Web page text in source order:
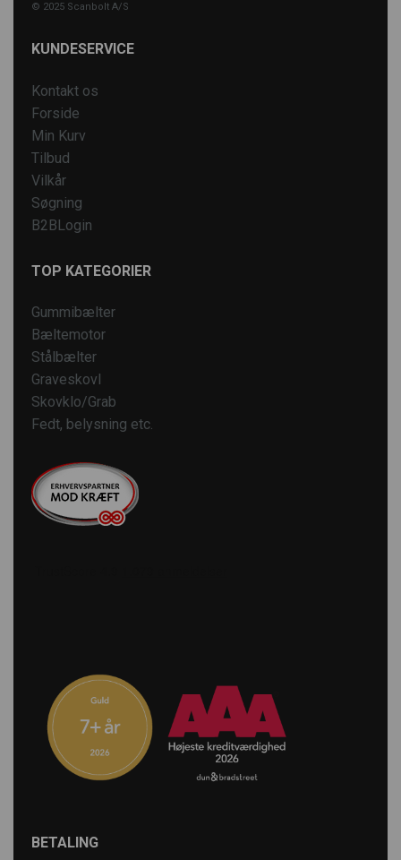
© 2025 Scanbolt A/S
KUNDESERVICE
Kontakt os
Forside
Min Kurv
Tilbud
Vilkår
Søgning
B2BLogin
TOP KATEGORIER
Gummibælter
Bæltemotor
Stålbælter
Graveskovl
Skovklo/Grab
Fedt, belysning etc.
BETALING